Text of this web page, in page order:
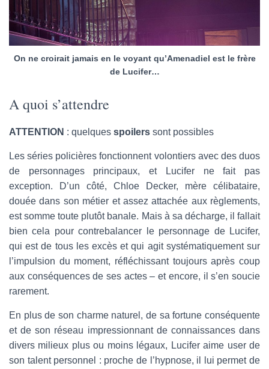
On ne croirait jamais en le voyant qu’Amenadiel est le frère
de Lucifer…
A quoi s’attendre
ATTENTION : quelques spoilers sont possibles
Les séries policières fonctionnent volontiers avec des duos
de personnages principaux, et Lucifer ne fait pas
exception. D’un côté, Chloe Decker, mère célibataire,
douée dans son métier et assez attachée aux règlements,
est somme toute plutôt banale. Mais à sa décharge, il fallait
bien cela pour contrebalancer le personnage de Lucifer,
qui est de tous les excès et qui agit systématiquement sur
l’impulsion du moment, réfléchissant toujours après coup
aux conséquences de ses actes – et encore, il s’en soucie
rarement.
En plus de son charme naturel, de sa fortune conséquente
et de son réseau impressionnant de connaissances dans
divers milieux plus ou moins légaux, Lucifer aime user de
son talent personnel : proche de l’hypnose, il lui permet de